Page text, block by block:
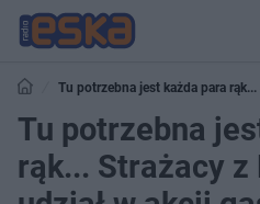
Tu potrzebna jest każda para
akcji gaszenia lasu w powiecie
Tu potrzebna
rąk... Strażacy z